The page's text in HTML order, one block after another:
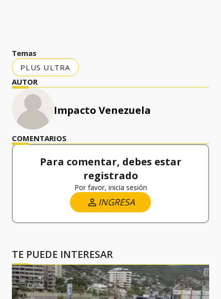
Temas
PLUS ULTRA
AUTOR
Impacto Venezuela
COMENTARIOS
Para comentar, debes estar
registrado
Por favor, inicia sesión
INGRESA
TE PUEDE INTERESAR